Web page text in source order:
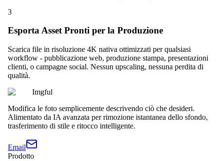
3
Esporta Asset Pronti per la Produzione
Scarica file in risoluzione 4K nativa ottimizzati per qualsiasi
workflow - pubblicazione web, produzione stampa, presentazioni
clienti, o campagne social. Nessun upscaling, nessuna perdita di
qualità.
Imgful
Modifica le foto semplicemente descrivendo ciò che desideri.
Alimentato da IA avanzata per rimozione istantanea dello sfondo,
trasferimento di stile e ritocco intelligente.
Email
Prodotto